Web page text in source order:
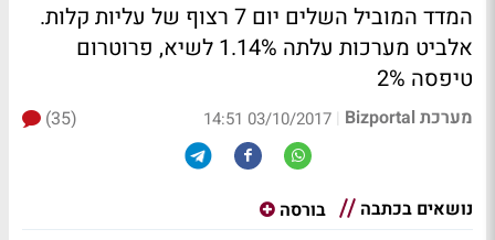
המדד המוביל השלים יום 7 רצוף של עליות קלות.
אלביט מערכות עלתה 1.14% לשיא, פרוטרום
טיפסה 2%
מערכת Bizportal |
03/10/2017 14:51
(35)
נושאים בכתבה בורסה